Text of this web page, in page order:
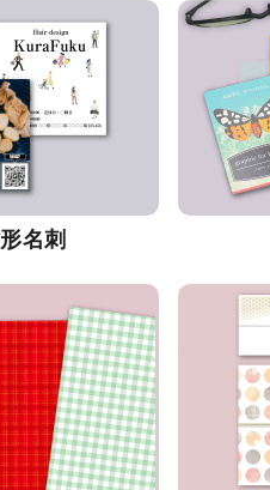
名刺